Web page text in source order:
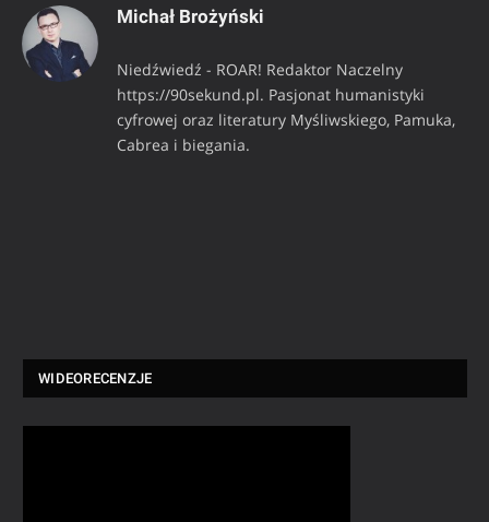
Michał Brożyński
Niedźwiedź - ROAR! Redaktor Naczelny
https://90sekund.pl. Pasjonat humanistyki
cyfrowej oraz literatury Myśliwskiego, Pamuka,
Cabrea i biegania.
WIDEORECENZJE